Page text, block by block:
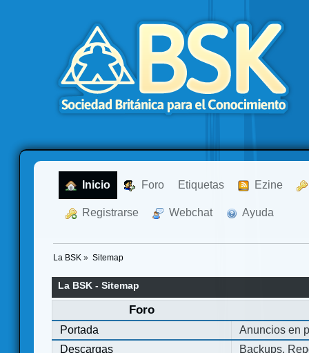
Inicio Foro Etiquetas Ezine
Registrarse Webchat Ayuda
La BSK » Sitemap
La BSK - Sitemap
Foro
Portada
Anuncios en
Descargas
Backups,